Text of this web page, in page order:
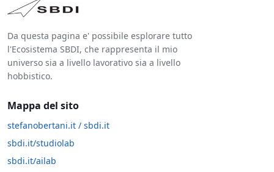
Da questa pagina e' possibile esplorare tutto
l'Ecosistema SBDI, che rappresenta il mio
universo sia a livello lavorativo sia a livello
hobbistico.
Mappa del sito
stefanobertani.it / sbdi.it
sbdi.it/studiolab
sbdi.it/ailab